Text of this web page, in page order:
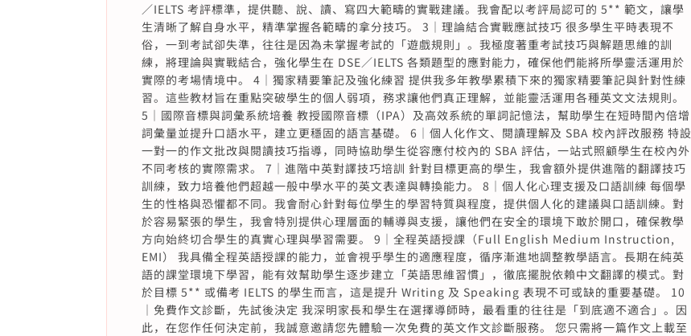
／IELTS 考評標準，提供聽、說、讀、寫四大範疇的實戰建議。我會配以考評局認可的 5** 範文，讓學
生清晰了解自身水平，精準掌握各範疇的拿分技巧。 3｜理論結合實戰應試技巧 很多學生平時表現不
俗，一到考試卻失準，往往是因為未掌握考試的「遊戲規則」。我極度著重考試技巧與解題思維的訓
練，將理論與實戰結合，強化學生在 DSE／IELTS 各類題型的應對能力，確保他們能將所學靈活運用於
實際的考場情境中。 4｜獨家精要筆記及強化練習 提供我多年教學累積下來的獨家精要筆記與針對性練
習。這些教材旨在重點突破學生的個人弱項，務求讓他們真正理解，並能靈活運用各種英文文法規則。
5｜國際音標與詞彙系統培養 教授國際音標（IPA）及高效系統的單詞記憶法，幫助學生在短時間內倍增
詞彙量並提升口語水平，建立更穩固的語言基礎。 6｜個人化作文、閱讀理解及 SBA 校內評改服務 特設
一對一的作文批改與閱讀技巧指導，同時協助學生從容應付校內的 SBA 評估，一站式照顧學生在校內外
不同考核的實際需求。 7｜進階中英對譯技巧培訓 針對目標更高的學生，我會額外提供進階的翻譯技巧
訓練，致力培養他們超越一般中學水平的英文表達與轉換能力。 8｜個人化心理支援及口語訓練 每個學
生的性格與恐懼都不同。我會耐心針對每位學生的學習特質與程度，提供個人化的建議與口語訓練。對
於容易緊張的學生，我會特別提供心理層面的輔導與支援，讓他們在安全的環境下敢於開口，確保教學
方向始終切合學生的真實心理與學習需要。 9｜全程英語授課（Full English Medium Instruction,
EMI） 我具備全程英語授課的能力，並會視乎學生的適應程度，循序漸進地調整教學語言。長期在純英
語的課堂環境下學習，能有效幫助學生逐步建立「英語思維習慣」，徹底擺脫依賴中文翻譯的模式。對
於目標 5** 或備考 IELTS 的學生而言，這是提升 Writing 及 Speaking 表現不可或缺的重要基礎。 10
｜免費作文診斷，先試後決定 我深明家長和學生在選擇導師時，最看重的往往是「到底適不適合」。因
此，在您作任何決定前，我誠意邀請您先體驗一次免費的英文作文診斷服務。 您只需將一篇作文上載至